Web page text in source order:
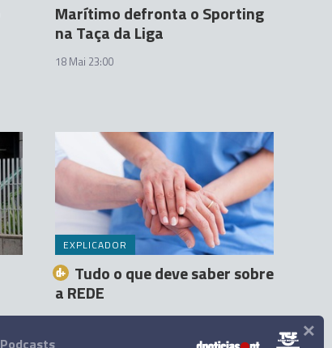
Marítimo defronta o Sporting
na Taça da Liga
18 Mai 23:00
7
EXPLICADOR
Tudo o que deve saber sobre
a REDE
Podcasts ×